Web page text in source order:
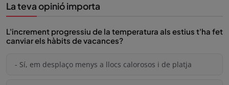
La teva opinió importa
L'increment progressiu de la temperatura als estius t'ha fet
canviar els hàbits de vacances?
- Sí, em desplaço menys a llocs calorosos i de platja